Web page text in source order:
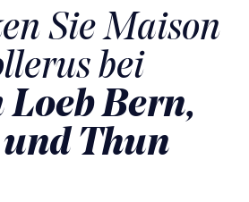
Sie Maison
bei
Loeb Bern,
Thun